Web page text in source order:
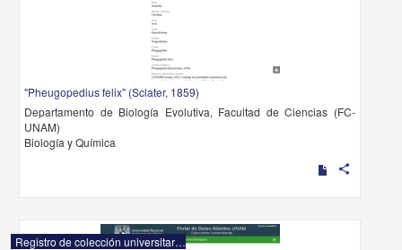
"Pheugopedius felix" (Sclater, 1859)
Departamento de Biología Evolutiva, Facultad de Ciencias (FC-
UNAM)
Biología y Química
share
Registro de colección universitaria